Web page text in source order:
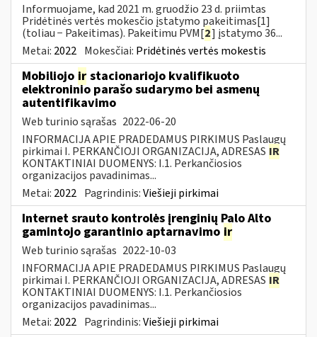
Informuojame, kad 2021 m. gruodžio 23 d. priimtas
Pridėtinės vertės mokesčio įstatymo pakeitimas[1]
(toliau − Pakeitimas). Pakeitimu PVM[2] įstatymo 36...
Metai: 2022 Mokesčiai: Pridėtinės vertės mokestis
Mobiliojo ir stacionariojo kvalifikuoto
elektroninio parašo sudarymo bei asmenų
autentifikavimo
Web turinio sąrašas 2022-06-20
INFORMACIJA APIE PRADEDAMUS PIRKIMUS Paslaugų
pirkimai I. PERKANČIOJI ORGANIZACIJA, ADRESAS IR
KONTAKTINIAI DUOMENYS: I.1. Perkančiosios
organizacijos pavadinimas...
Metai: 2022 Pagrindinis:Viešieji pirkimai
Internet srauto kontrolės įrenginių Palo Alto
gamintojo garantinio aptarnavimo ir
Web turinio sąrašas 2022-10-03
INFORMACIJA APIE PRADEDAMUS PIRKIMUS Paslaugų
pirkimai I. PERKANČIOJI ORGANIZACIJA, ADRESAS IR
KONTAKTINIAI DUOMENYS: I.1. Perkančiosios
organizacijos pavadinimas...
Metai: 2022 Pagrindinis:Viešieji pirkimai